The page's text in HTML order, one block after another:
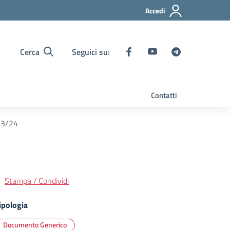
Accedi
Cerca Seguici su:
Contatti
24
Stampa / Condividi
Documento Generico